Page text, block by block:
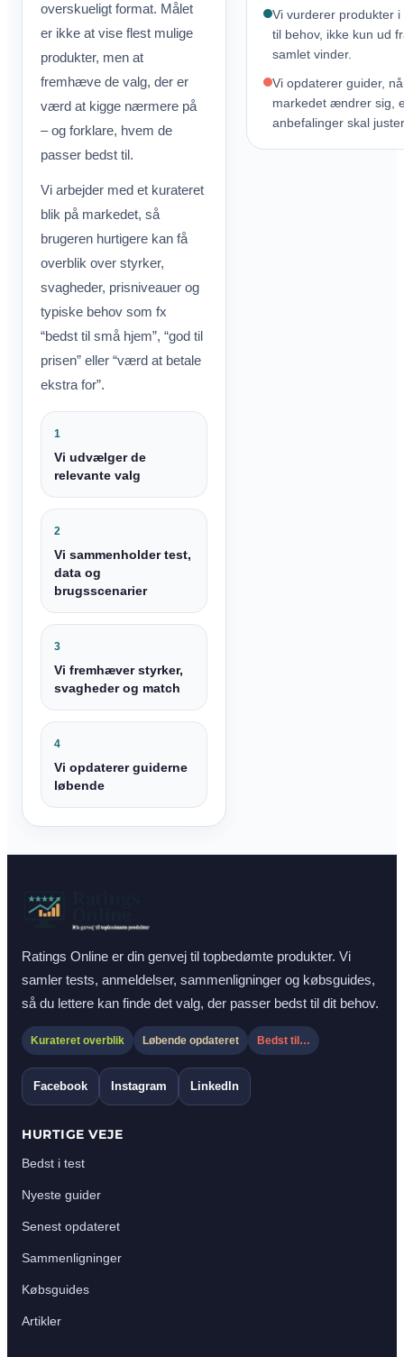
overskueligt format. Målet
er ikke at vise flest mulige
produkter, men at
fremhæve de valg, der er
værd at kigge nærmere på
– og forklare, hvem de
passer bedst til.
Vi arbejder med et kurateret
blik på markedet, så
brugeren hurtigere kan få
overblik over styrker,
svagheder, prisniveauer og
typiske behov som fx
“bedst til små hjem”, “god til
prisen” eller “værd at betale
ekstra for”.
1
Vi udvælger de
relevante valg
2
Vi sammenholder test,
data og
brugsscenarier
3
Vi fremhæver styrker,
svagheder og match
4
Vi opdaterer guiderne
løbende
Vi vurderer produkter i
til behov, ikke kun ud
samlet vinder.
Vi opdaterer guider,
markedet ændrer sig,
anbefalinger skal
Ratings Online er din genvej til topbedømte produkter. Vi
samler tests, anmeldelser, sammenligninger og købsguides,
så du lettere kan finde det valg, der passer bedst til dit behov.
Kurateret overblik Løbende opdateret Bedst til…
Facebook Instagram LinkedIn
HURTIGE VEJE
Bedst i test
Nyeste guider
Senest opdateret
Sammenligninger
Købsguides
Artikler